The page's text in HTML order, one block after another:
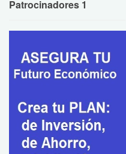
Patrocinadores 1